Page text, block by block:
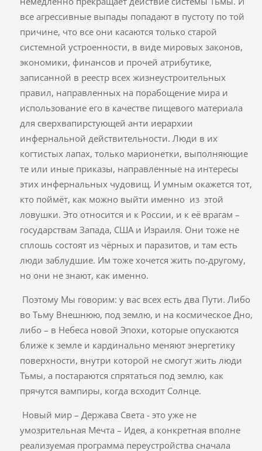
все агрессивные выпады попадают в пустоту по той
причине, что все они касаются только старой
системной устроенности, в виде мировых законов,
экономики, финансов и прочей атрибутике,
записанной в реестр всех жизнеустроительных
правил, направленных на порабощение мира и
использование его в качестве пищевого материала
для сверхвапирстующей анти иерархии
инфернальной действительности. Люди в их
когтистых лапах, только марионетки, выполняющие
те или иные приказы, направленные на интересы
этих инфернальных чудовищ. И умным окажется тот,
кто поймёт, как можно выйти именно из этой
ловушки. Это относится и к России, и к её врагам –
государствам Запада, США и Израиля. Они тоже не
сплошь состоят из чёрных и паразитов, и там есть
люди заблудшие. Им тоже хочется жить по-другому,
но они не знают, как именно.
Поэтому Мы говорим: у вас всех есть два Пути. Либо
во Тьму Внешнюю, под землю, и на космическое Дно,
либо – в Небеса новой Эпохи, которые опускаются
ближе к земле и кардинально меняют энергетику
поверхности, внутри которой не смогут жить люди
Тьмы, а постараются спрятаться под землю, как
прячутся вампиры, когда всходит Солнце.
Новый мир – Держава Света - это уже не
умозрительная Мечта – Идея, а конкретная вполне
реализуемая программа переустройства сначала